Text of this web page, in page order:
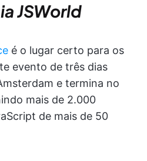
JSWorld
é o lugar certo para os
evento de três dias
e termina no
mais de 2.000
de mais de 50